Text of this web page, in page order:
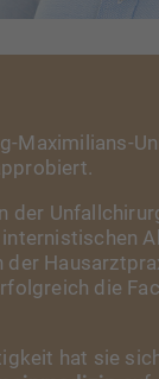
Maximilians-
der
die
hat sie